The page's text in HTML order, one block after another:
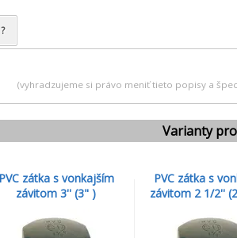
?
(vyhradzujeme si právo meniť tieto popisy a
Varianty
PVC zátka s vonkajším
závitom 3'' (3" )
PVC zátka s
závitom 2 1/2''